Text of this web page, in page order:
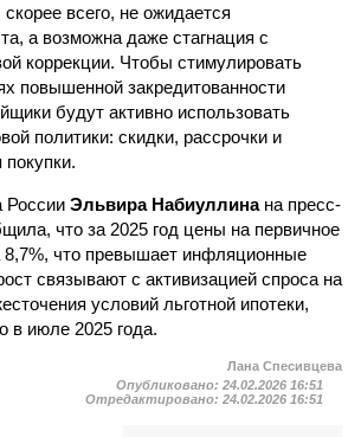
всего, не ожидается
а возможна даже стагнация с
коррекции. Чтобы стимулировать
повышенной закредитованности
будут активно использовать
политики: скидки, рассрочки и
России Эльвира Набиуллинана пресс-
что за 2025 год цены на первичное
что превышает инфляционные
связывают с активизацией спроса на
условий льготной ипотеки,
в июле 2025 года.
Лана Спесивцева
Опубликовано: 24.02.2026 16:51
Отредактировано: 24.02.2026 16:51